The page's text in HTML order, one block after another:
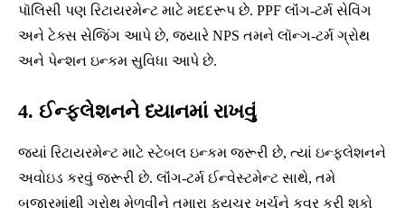
પૉલિસી પણ રિટાયરમેન્ટ માટે મદદરૂપ છે. PPF લૉંગ-ટર્મ સેવિંગ
અને ટેક્સ સેજિંગ આપે છે, જ્યારે NPS તમને લૉન્ગ-ટર્મ ગ્રોથ
અને પેન્શન ઇન્કમ સુવિધા આપે છે.
4. ઈન્ફ્લેશનને ધ્યાનમાં રાખવું
જ્યાં રિટાયરમેન્ટ માટે સ્ટેબલ ઇન્કમ જરૂરી છે, ત્યાં ઇન્ફ્લેશનને
અવોઇડ કરવું જરૂરી છે. લૉંગ-ટર્મ ઈન્વેસ્ટમેન્ટ સાથે, તમે
બજારમાંથી ગ્રોથ મેળવીને તમારા ફ્યુચર ખર્ચને કવર કરી શકો